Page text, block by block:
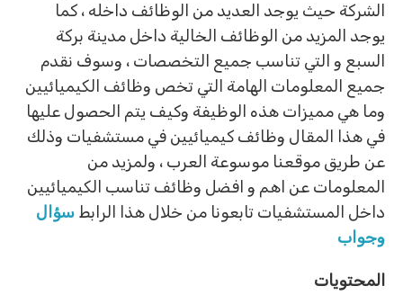
الشركة حيث يوجد العديد من الوظائف داخله ، كما
يوجد المزيد من الوظائف الخالية داخل مدينة بركة
السبع و التي تناسب جميع التخصصات ، وسوف نقدم
جميع المعلومات الهامة التي تخص وظائف الكيميائيين
وما هي مميزات هذه الوظيفة وكيف يتم الحصول عليها
في هذا المقال وظائف كيميائيين في مستشفيات وذلك
عن طريق موقعنا موسوعة العرب ، ولمزيد من
المعلومات عن اهم و افضل وظائف تناسب الكيميائيين
داخل المستشفيات تابعونا من خلال هذا الرابط سؤال
وجواب
المحتويات